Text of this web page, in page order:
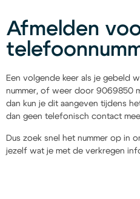
Afmelden
Een volgende keer als je gebeld
nummer, of weer door 9069850
dan kun je dit aangeven tijdens
dan geen telefonisch contact
Dus zoek snel het nummer op in
jezelf wat je met de verkregen